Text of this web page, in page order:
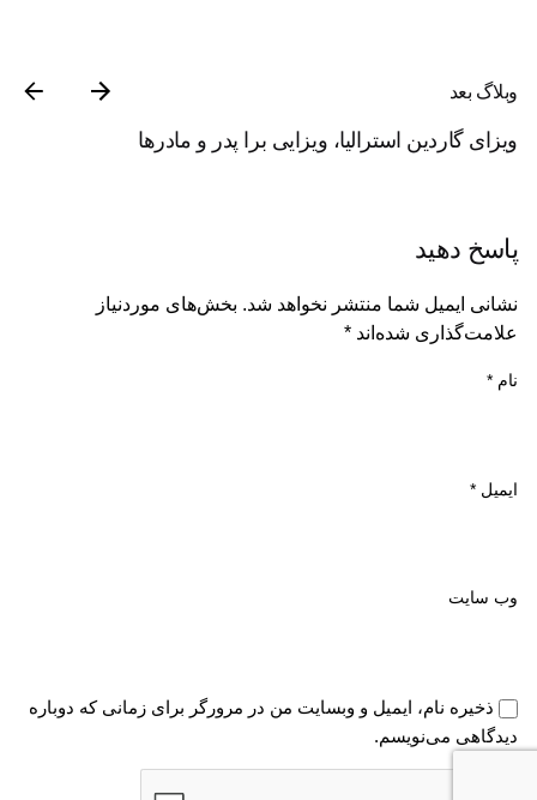
وبلاگ بعد
ویزای گاردین استرالیا، ویزایی برا پدر و مادرها
پاسخ دهید
نشانی ایمیل شما منتشر نخواهد شد. بخش‌های موردنیاز
علامت‌گذاری شده‌اند *
نام *
ایمیل *
وب‌ سایت
ذخیره نام، ایمیل و وبسایت من در مرورگر برای زمانی که دوباره
دیدگاهی می‌نویسم.